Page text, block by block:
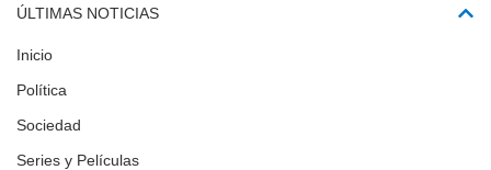
ÚLTIMAS NOTICIAS
Inicio
Política
Sociedad
Series y Películas